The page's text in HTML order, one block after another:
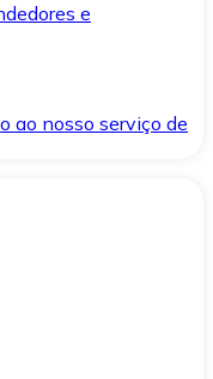
e
ao nosso serviço de